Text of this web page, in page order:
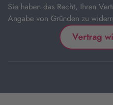
Sie haben das Recht, Ihren
Angabe von Gründen zu
Vertrag